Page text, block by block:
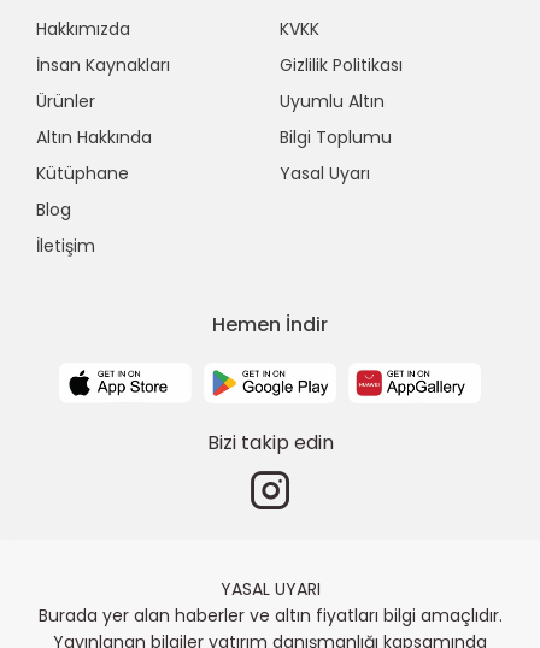
Hakkımızda
İnsan Kaynakları
Ürünler
Altın Hakkında
Kütüphane
Blog
İletişim
KVKK
Gizlilik Politikası
Uyumlu Altın
Bilgi Toplumu
Yasal Uyarı
Hemen İndir
Bizi takip edin
YASAL UYARI
Burada yer alan haberler ve altın fiyatları bilgi amaçlıdır.
Yayınlanan bilgiler yatırım danışmanlığı kapsamında